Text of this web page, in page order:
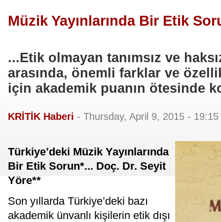
Müzik Yayınlarında Bir Etik
...Etik olmayan tanımsız ve
arasında, önemli farklar ve
için akademik puanın ötesinde
KRİTİK Haberi - Thursday, April 9, 2015 - 19:15
Türkiye’deki Müzik Yayınlarında
Bir Etik Sorun*... Doç. Dr. Seyit
Yöre**
Son yıllarda Türkiye’deki bazı
akademik ünvanlı kişilerin etik dışı